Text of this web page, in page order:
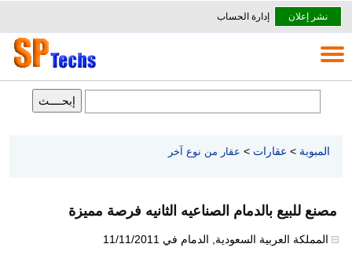
نشر إعلان إدارة الحساب
المبوبة > عقارات > عقار من نوع آخر
مصنع للبيع بالدمام الصناعيه الثانيه فرصة مميزة
المملكة العربية السعودية الدمام في 11/11/2011